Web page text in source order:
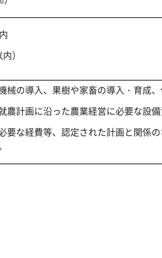
）
械の導入、果樹や家畜の導入・育成
農計画に沿った農業経営に必要な設
要な経費等、認定された計画と関係